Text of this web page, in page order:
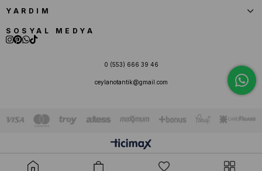
YARDIM
SOSYAL MEDYA
0 (553) 666 39 46
ceylanotantik@gmail.com